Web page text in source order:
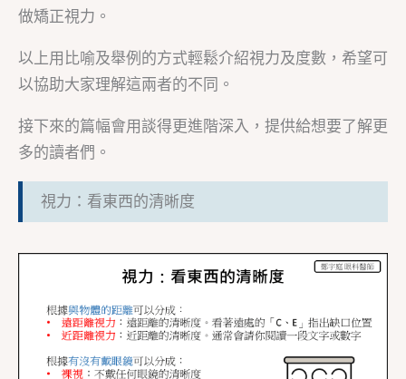
做矯正視力。
以上用比喻及舉例的方式輕鬆介紹視力及度數，希望可
以協助大家理解這兩者的不同。
接下來的篇幅會用談得更進階深入，提供給想要了解更
多的讀者們。
視力：看東西的清晰度